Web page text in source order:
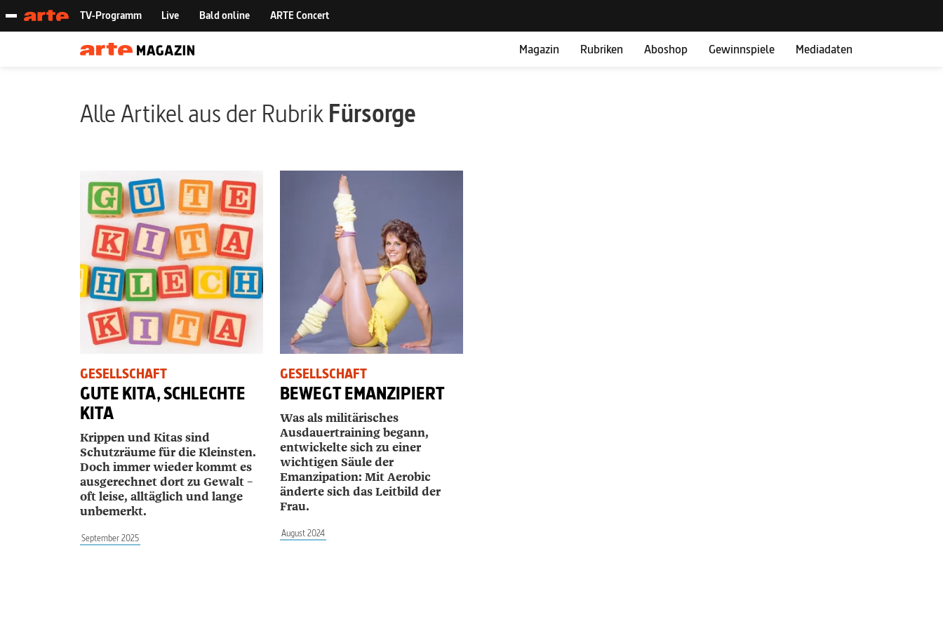
Magazin Rubriken Aboshop Gewinnspiele Mediadaten
Alle Artikel aus der RubrikFürsorge
GESELLSCHAFT
GUTE KITA, SCHLECHTE
KITA
Krippen und Kitas sind
Schutzräume für die Kleinsten.
Doch immer wieder kommt es
ausgerechnet dort zu Gewalt –
oft leise, alltäglich und lange
unbemerkt.
September 2025
GESELLSCHAFT
BEWEGT EMANZIPIERT
Was als militärisches
Ausdauertraining begann,
entwickelte sich zu einer
wichtigen Säule der
Emanzipation: Mit Aerobic
änderte sich das Leitbild der
Frau.
August 2024